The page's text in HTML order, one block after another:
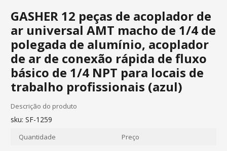
GASHER 12 peças de acoplador de
ar universal AMT macho de 1/4 de
polegada de alumínio, acoplador
de ar de conexão rápida de fluxo
básico de 1/4 NPT para locais de
trabalho profissionais (azul)
Descrição do produto
sku: SF-1259
Quantidade Preço